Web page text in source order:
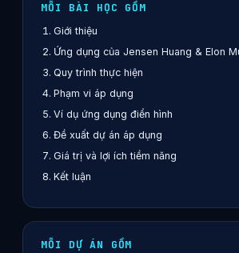
MỖI BÀI HỌC GỒM
Giới thiệu
Ứng dụng của Jensen Huang & Elon
Quy trình thực hiện
Phạm vi áp dụng
Ví dụ ứng dụng điển hình
Đề xuất dự án áp dụng
Giá trị và lợi ích tiềm năng
Kết luận
MỖI DỰ ÁN GỒM